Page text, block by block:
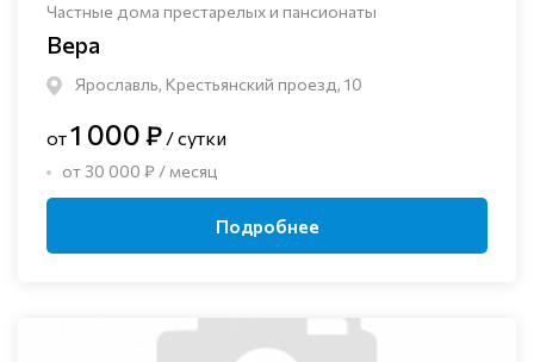
Частные дома престарелых и пансионаты
Вера
Ярославль, Крестьянский проезд, 10
от1 000 ₽ / сутки
от 30 000 ₽ / месяц
Подробнее